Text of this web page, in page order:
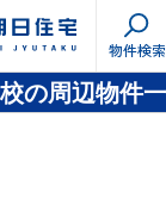
物件検索
の周辺物件